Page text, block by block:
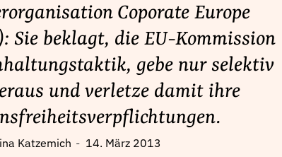
Coporate Europe
Sie beklagt, die EU-Kommission
gebe nur selektiv
und verletze damit ihre
Katzemich 14. März 2013